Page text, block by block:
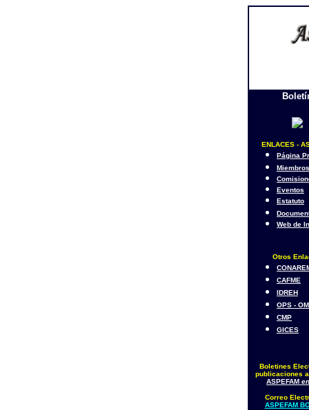
ENLACES -
Página
Miembros
Eventos
Estatuto
Web de
Otros
CAFME
IDREH
OPS -
CMP
GICES
Boletines
publicaciones
ASPEFAM
Correo
ASPEFAM